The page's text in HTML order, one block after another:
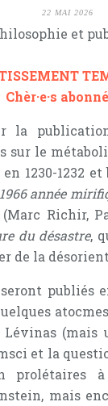
22 MAI 2026
et
Chèr·e·s
la
sur le
1230-1232
1966 année
Richir,
du désastre,
de la
publiés
(mais
et la
prolétaires
mais